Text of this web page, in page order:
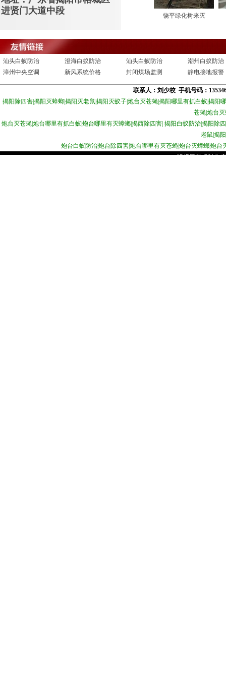
医院除四害 饶平绿化树来灭
进贤门大道中段
汕头白蚁防治 澄海白蚁防治 汕头白蚁防治
潮州白蚁防治
漳州中央空调
新风系统价格 封闭煤场监测
静电接地报警
净化工作台
淘宝刷销量 北京扑克印刷
广州碧水源净
联系人：刘少校 手机号码：
揭阳除四害揭阳灭蟑螂揭阳灭老鼠揭阳灭蚁子炮台灭苍蝇揭阳哪里有抓白蚁 揭阳
苍蝇炮台
炮台灭苍蝇|炮台哪里有抓白蚁 炮台哪里有灭蟑螂|揭西除四害| 揭阳白蚁防治|揭阳除
老鼠揭
炮台白蚁防治炮台除四害炮台哪里有灭苍蝇炮台灭蟑螂炮台
版权所有 (2014)